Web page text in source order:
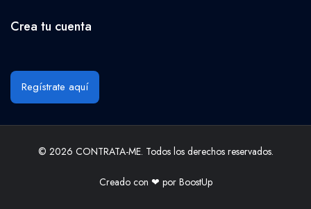
Crea tu cuenta
Regístrate aquí
© 2026 CONTRATA-ME. Todos los derechos reservados.
Creado con ❤ por BoostUp